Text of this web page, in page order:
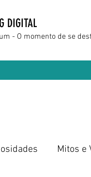
DIGITAL
- O momento de se
Mitos e